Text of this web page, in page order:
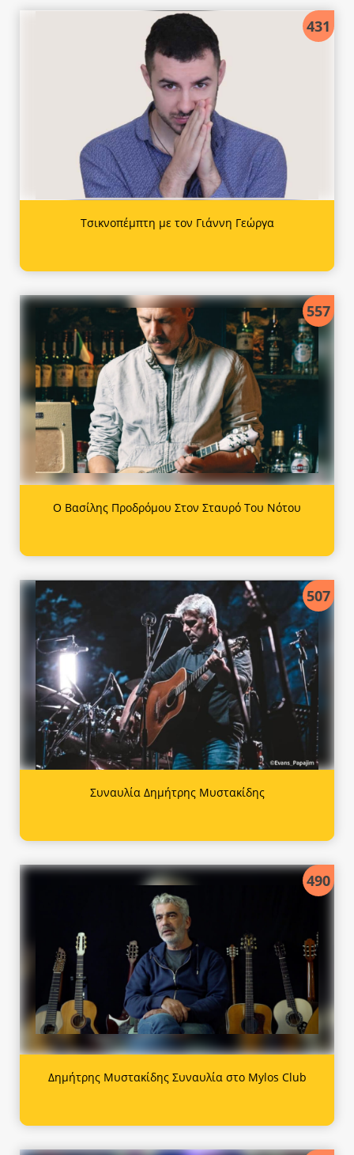
431
Τσικνοπέμπτη με τον Γιάννη Γεώργα
557
Ο Βασίλης Προδρόμου Στον Σταυρό Του Νότου
507
Συναυλία Δημήτρης Μυστακίδης
490
Δημήτρης Μυστακίδης Συναυλία στο Mylos Club